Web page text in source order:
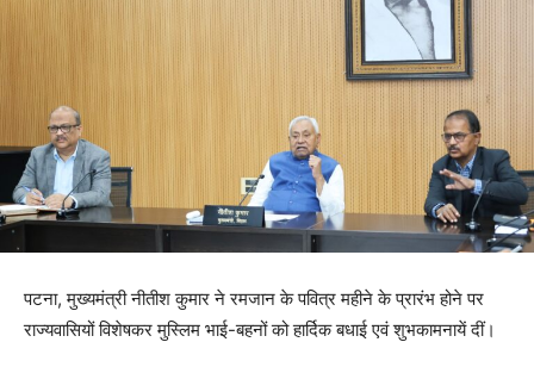
पटना, मुख्यमंत्री नीतीश कुमार ने रमजान के पवित्र महीने के प्रारंभ होने पर
राज्यवासियों विशेषकर मुस्लिम भाई-बहनों को हार्दिक बधाई एवं शुभकामनायें दीं।